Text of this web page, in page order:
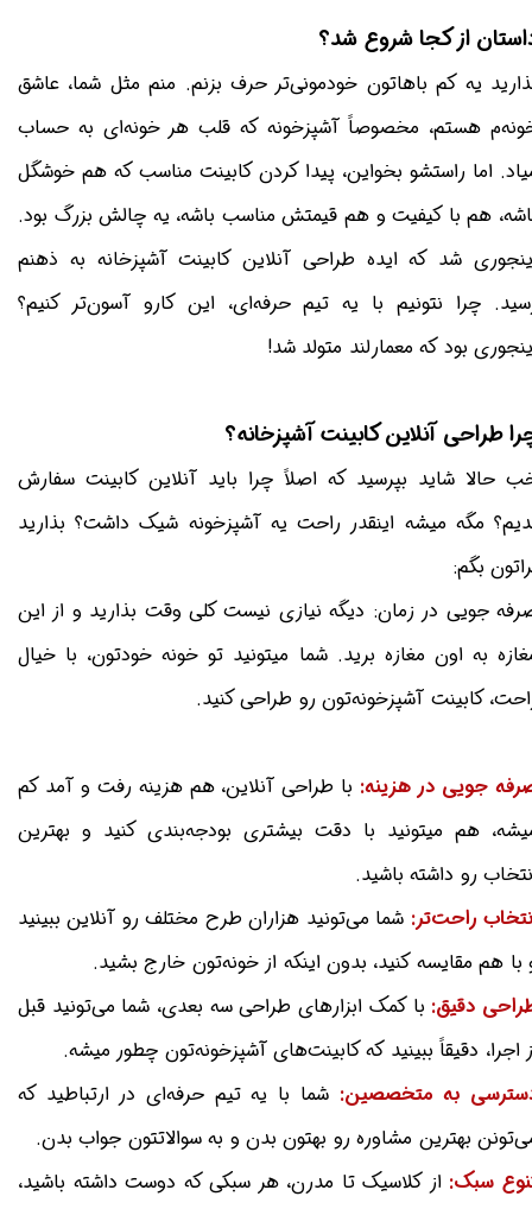
از کجا شروع شد؟
یه کم باهاتون خودمونی‌تر حرف بزنم. منم مثل شما، عاشق
هستم، مخصوصاً آشپزخونه که قلب هر خونه‌ای به حساب
اما راستشو بخواین، پیدا کردن کابینت مناسب که هم خوشگل
هم با کیفیت و هم قیمتش مناسب باشه، یه چالش بزرگ بود.
شد که ایده طراحی آنلاین کابینت آشپزخانه به ذهنم
چرا نتونیم با یه تیم حرفه‌ای، این کارو آسون‌تر کنیم؟
بود که معمارلند متولد شد!
طراحی آنلاین کابینت آشپزخانه؟
حالا شاید بپرسید که اصلاً چرا باید آنلاین کابینت سفارش
مگه میشه اینقدر راحت یه آشپزخونه شیک داشت؟ بذارید
بگم:
جویی در زمان: دیگه نیازی نیست کلی وقت بذارید و از این
به اون مغازه برید. شما میتونید تو خونه خودتون، با خیال
کابینت آشپزخونه‌تون رو طراحی کنید.
جویی در هزینه: با طراحی آنلاین، هم هزینه رفت و آمد کم
هم میتونید با دقت بیشتری بودجه‌بندی کنید و بهترین
رو داشته باشید.
راحت‌تر: شما می‌تونید هزاران طرح مختلف رو آنلاین ببینید
با هم مقایسه کنید، بدون اینکه از خونه‌تون خارج بشید.
دقیق: با کمک ابزارهای طراحی سه بعدی، شما می‌تونید قبل
اجرا، دقیقاً ببینید که کابینت‌های آشپزخونه‌تون چطور میشه.
به متخصصین: شما با یه تیم حرفه‌ای در ارتباطید که
بهترین مشاوره رو بهتون بدن و به سوالاتتون جواب بدن.
سبک: از کلاسیک تا مدرن، هر سبکی که دوست داشته باشید،